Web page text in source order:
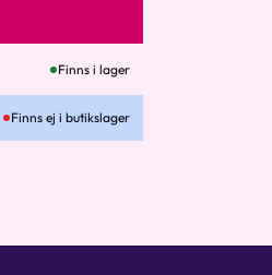
Finns i lager
Finns ej i butikslager